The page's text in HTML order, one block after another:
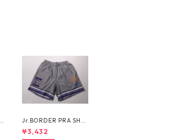
Jr.BORDER PRA SHO
RTS（全３カラー）172
1104024
¥3,432